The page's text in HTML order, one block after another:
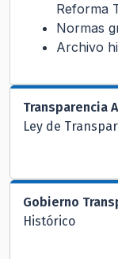
Reforma
Normas
Archivo
Transparencia
Ley de
Gobierno
Histórico